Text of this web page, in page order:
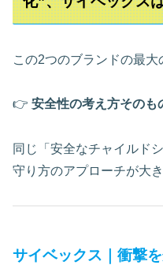
この2つのブランドの最大
👉 安全性の考え方そのも
同じ「安全なチャイルド
守り方のアプローチが大
サイベックス｜衝撃